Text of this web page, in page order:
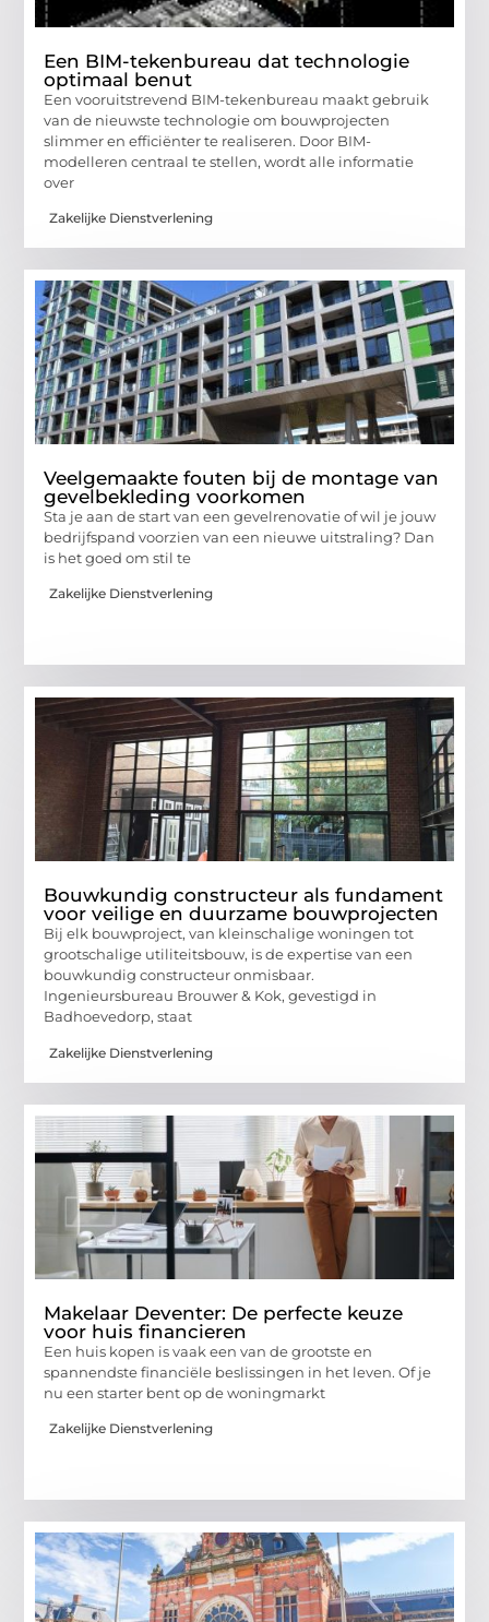
Een BIM-tekenbureau dat technologie
optimaal benut
Een vooruitstrevend BIM-tekenbureau maakt gebruik
van de nieuwste technologie om bouwprojecten
slimmer en efficiënter te realiseren. Door BIM-
modelleren centraal te stellen, wordt alle informatie
over
Zakelijke Dienstverlening
Veelgemaakte fouten bij de montage van
gevelbekleding voorkomen
Sta je aan de start van een gevelrenovatie of wil je jouw
bedrijfspand voorzien van een nieuwe uitstraling? Dan
is het goed om stil te
Zakelijke Dienstverlening
Bouwkundig constructeur als fundament
voor veilige en duurzame bouwprojecten
Bij elk bouwproject, van kleinschalige woningen tot
grootschalige utiliteitsbouw, is de expertise van een
bouwkundig constructeur onmisbaar.
Ingenieursbureau Brouwer & Kok, gevestigd in
Badhoevedorp, staat
Zakelijke Dienstverlening
Makelaar Deventer: De perfecte keuze
voor huis financieren
Een huis kopen is vaak een van de grootste en
spannendste financiële beslissingen in het leven. Of je
nu een starter bent op de woningmarkt
Zakelijke Dienstverlening